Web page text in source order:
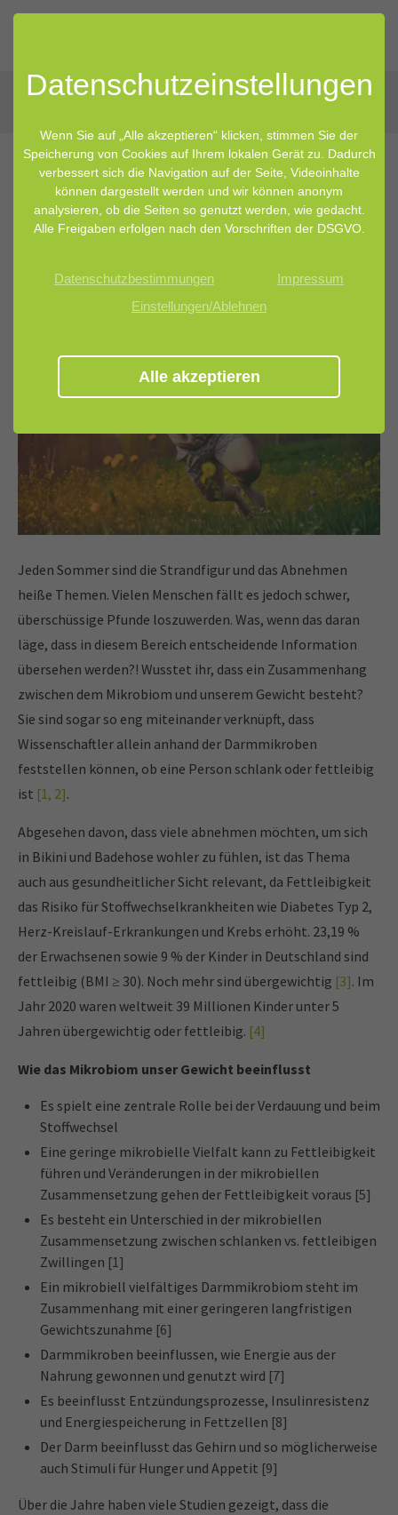
23.08.2023 10:00 von Marina Becker
Probleme beim Abnehmen? Starte
Jeden Sommer sind die Strandfigur und das Abnehmen
heiße Themen. Vielen Menschen fällt es jedoch schwer,
überschüssige Pfunde loszuwerden. Was, wenn das daran
läge, dass in diesem Bereich entscheidende Information
übersehen werden?! Wusstet ihr, dass ein Zusammenhang
zwischen dem Mikrobiom und unserem Gewicht besteht?
Sie sind sogar so eng miteinander verknüpft, dass
Wissenschaftler allein anhand der Darmmikroben
feststellen können, ob eine Person schlank oder fettleibig
ist [1, 2].
Abgesehen davon, dass viele abnehmen möchten, um sich
in Bikini und Badehose wohler zu fühlen, ist das Thema
auch aus gesundheitlicher Sicht relevant, da Fettleibigkeit
das Risiko für Stoffwechselkrankheiten wie Diabetes Typ 2,
Herz-Kreislauf-Erkrankungen und Krebs erhöht. 23,19 %
der Erwachsenen sowie 9 % der Kinder in Deutschland sind
fettleibig (BMI ≥ 30). Noch mehr sind übergewichtig [3]. Im
Jahr 2020 waren weltweit 39 Millionen Kinder unter 5
Jahren übergewichtig oder fettleibig. [4]
Wie das Mikrobiom unser Gewicht beeinflusst
Es spielt eine zentrale Rolle bei der Verdauung und beim
Stoffwechsel
Eine geringe mikrobielle Vielfalt kann zu Fettleibigkeit
führen und Veränderungen in der mikrobiellen
Zusammensetzung gehen der Fettleibigkeit voraus [5]
Es besteht ein Unterschied in der mikrobiellen
Zusammensetzung zwischen schlanken vs. fettleibigen
Zwillingen [1]
Ein mikrobiell vielfältiges Darmmikrobiom steht im
Zusammenhang mit einer geringeren langfristigen
Gewichtszunahme [6]
Darmmikroben beeinflussen, wie Energie aus der
Nahrung gewonnen und genutzt wird [7]
Es beeinflusst Entzündungsprozesse, Insulinresistenz
und Energiespeicherung in Fettzellen [8]
Der Darm beeinflusst das Gehirn und so möglicherweise
auch Stimuli für Hunger und Appetit [9]
Über die Jahre haben viele Studien gezeigt, dass die
Datenschutz­einstellungen
Wenn Sie auf „Alle akzeptieren“ klicken, stimmen Sie der
Speicherung von Cookies auf Ihrem lokalen Gerät zu. Dadurch
verbessert sich die Navigation auf der Seite, Videoinhalte
können dargestellt werden und wir können anonym
analysieren, ob die Seiten so genutzt werden, wie gedacht.
Alle Freigaben erfolgen nach den Vorschriften der DSGVO.
Datenschutzbestimmungen
Impressum
Einstellungen/Ablehnen